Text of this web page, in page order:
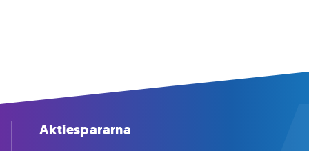
Aktiespararna